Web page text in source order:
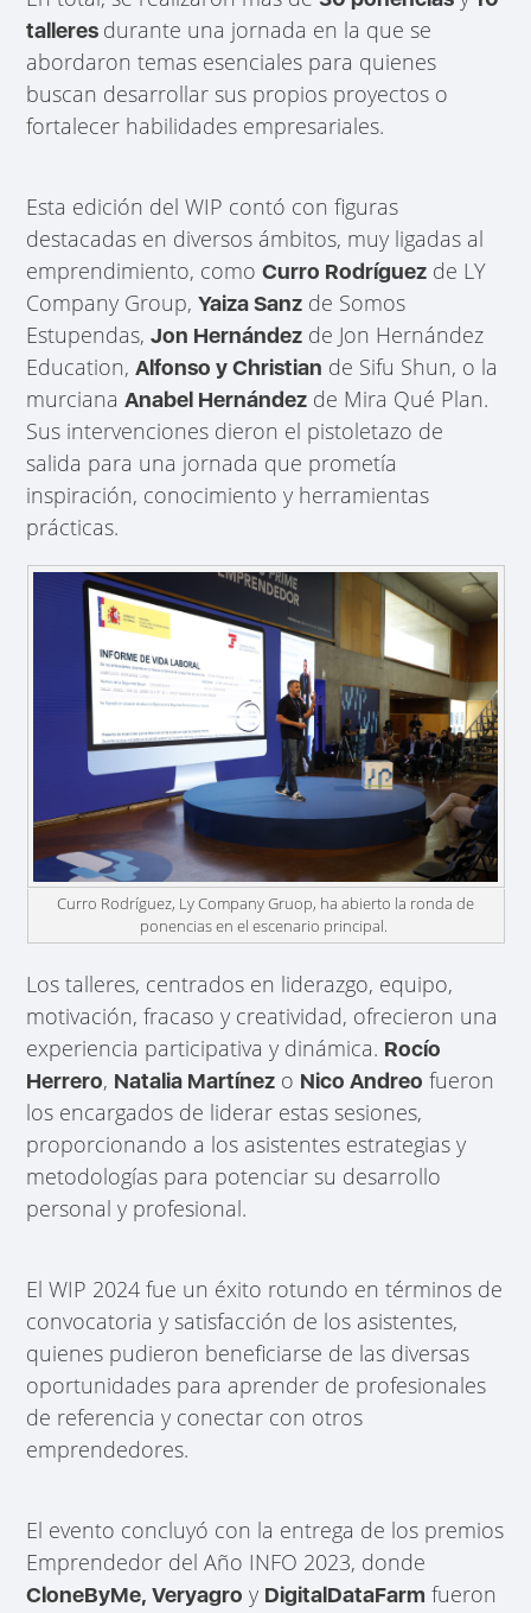
talleres durante una jornada en la que se
abordaron temas esenciales para quienes
buscan desarrollar sus propios proyectos o
fortalecer habilidades empresariales.
Esta edición del WIP contó con figuras
destacadas en diversos ámbitos, muy ligadas al
emprendimiento, comoCurro Rodríguez de LY
Company Group,Yaiza Sanz de Somos
Estupendas,Jon Hernández de Jon Hernández
Education,Alfonso y Christian de Sifu Shun, o la
murcianaAnabel Hernández de Mira Qué Plan.
Sus intervenciones dieron el pistoletazo de
salida para una jornada que prometía
inspiración, conocimiento y herramientas
prácticas.
Curro Rodríguez, Ly Company Gruop, ha abierto la ronda de
ponencias en el escenario principal.
Los talleres, centrados en liderazgo, equipo,
motivación, fracaso y creatividad, ofrecieron una
experiencia participativa y dinámica. Rocío
Herrero, Natalia Martínez o Nico Andreo fueron
los encargados de liderar estas sesiones,
proporcionando a los asistentes estrategias y
metodologías para potenciar su desarrollo
personal y profesional.
El WIP 2024 fue un éxito rotundo en términos de
convocatoria y satisfacción de los asistentes,
quienes pudieron beneficiarse de las diversas
oportunidades para aprender de profesionales
de referencia y conectar con otros
emprendedores.
El evento concluyó con la entrega de los premios
Emprendedor del Año INFO 2023, donde
CloneByMe, Veryagro y DigitalDataFarm fueron